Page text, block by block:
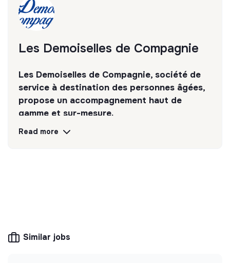
Les Demoiselles de Compagnie
Les Demoiselles de Compagnie, société de
service à destination des personnes âgées,
propose un accompagnement haut de
gamme et sur-mesure.
Discover
Read more
Similar jobs